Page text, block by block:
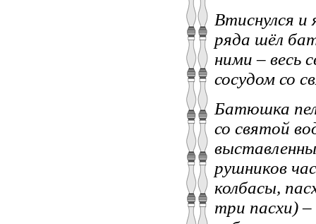
Втиснулся и
ряда шёл
ними – весь
сосудом со
Батюшка
со святой
рушников
колбасы,
три пасхи)